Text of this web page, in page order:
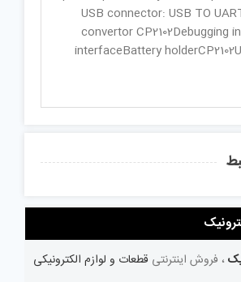
USB connector: USB TO
convertor CP2102Debugging
interfaceBattery
، فروش اینترنتی قطعات و لوازم الکترونیکی